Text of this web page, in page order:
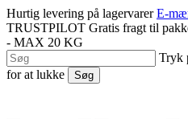
Spring
til
hovedindhold
Hurtig levering på lagervarer E-
TRUSTPILOT Gratis fragt til
- MAX 20 KG
Tryk
for at lukke
Søg